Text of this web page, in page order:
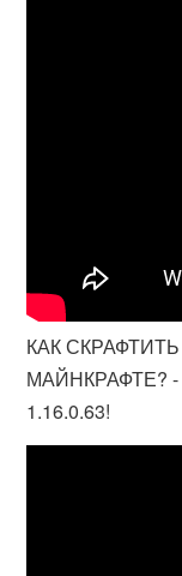
КАК
МАЙНКРАФТЕ?
1.16.0.63!